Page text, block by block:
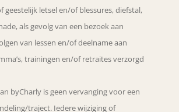
geestelijk letsel en/of blessures, diefstal,
als gevolg van een bezoek aan
van lessen en/of deelname aan
trainingen en/of retraites verzorgd
byCharly is geen vervanging voor een
traject. Iedere wijziging of